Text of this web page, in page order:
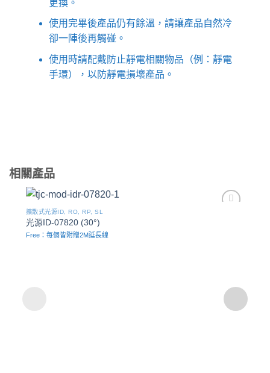
更換。
使用完畢後產品仍有餘溫，請讓產品自然冷
卻一陣後再觸碰。
使用時請配戴防止靜電相關物品（例：靜電
手環），以防靜電損壞產品。
相關產品
擴散式光源ID, RO, RP, SL
光源ID-07820 (30°)
Free：每個皆附贈2M延長線